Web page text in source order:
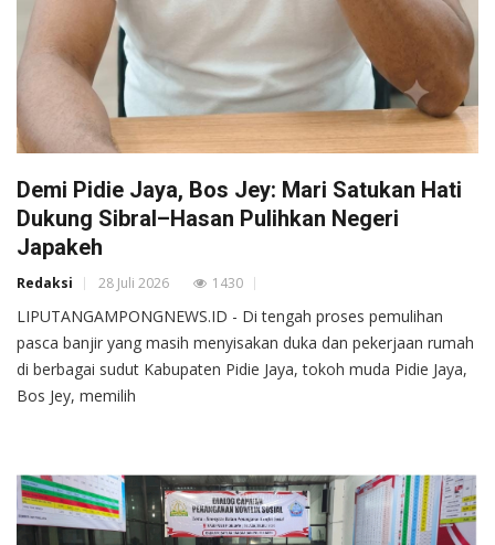
Demi Pidie Jaya, Bos Jey: Mari Satukan Hati
Dukung Sibral–Hasan Pulihkan Negeri
Japakeh
Redaksi 28 Juli 2026 1430
LIPUTANGAMPONGNEWS.ID - Di tengah proses pemulihan
pasca banjir yang masih menyisakan duka dan pekerjaan rumah
di berbagai sudut Kabupaten Pidie Jaya, tokoh muda Pidie Jaya,
Bos Jey, memilih